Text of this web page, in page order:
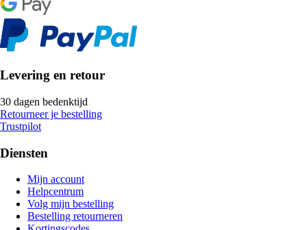
Levering en retour
30 dagen bedenktijd
Retourneer je bestelling
Trustpilot
Diensten
Mijn account
Helpcentrum
Volg mijn bestelling
Bestelling retourneren